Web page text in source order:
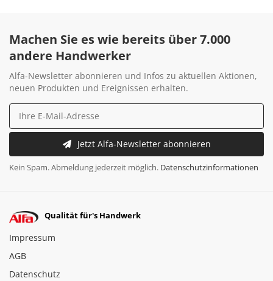
Machen Sie es wie bereits über 7.000
andere Handwerker
Alfa-Newsletter abonnieren und Infos zu aktuellen Aktionen,
neuen Produkten und Ereignissen erhalten.
Jetzt Alfa-Newsletter abonnieren
Kein Spam. Abmeldung jederzeit möglich. Datenschutzinformationen
Qualität für's Handwerk
Impressum
AGB
Datenschutz